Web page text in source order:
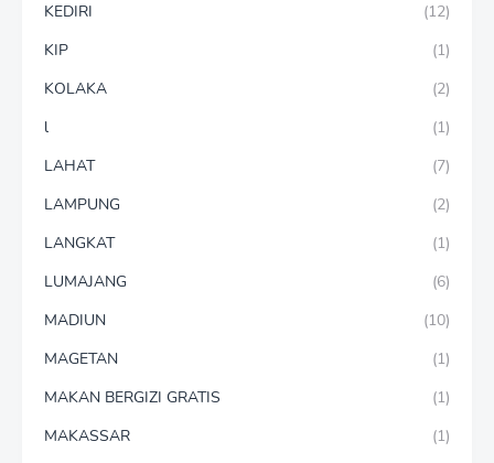
KEDIRI
(12)
KIP
(1)
KOLAKA
(2)
l
(1)
LAHAT
(7)
LAMPUNG
(2)
LANGKAT
(1)
LUMAJANG
(6)
MADIUN
(10)
MAGETAN
(1)
MAKAN BERGIZI GRATIS
(1)
MAKASSAR
(1)